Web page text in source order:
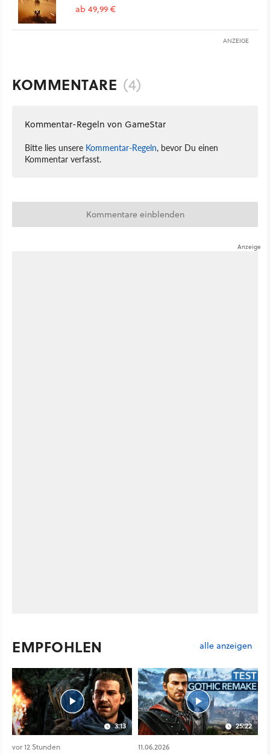
ab 49,99 €
ANZEIGE
KOMMENTARE (4)
Kommentar-Regeln von GameStar
Bitte lies unsere Kommentar-Regeln, bevor Du einen
Kommentar verfasst.
Kommentare einblenden
EMPFOHLEN alle anzeigen
3:13
vor 12 Stunden
25:22
11.06.2026